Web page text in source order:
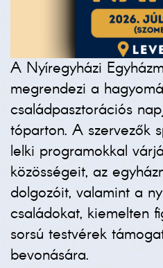
A Nyíregyházi
megrendezi a
családpasztorációs
tóparton. A szervezők
lelki programokkal
közösségeit, az
dolgozóit, valamint a
családokat, kiemelten
sorsú testvérek
bevonására.